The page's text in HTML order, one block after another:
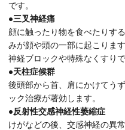
です。
●三叉神経痛
顔に触ったり物を食べたりす
みが顔や頭の一部に起こります
神経ブロックや特殊なくすりで
●天柱症候群
後頭部から首、肩にかけてう
ック治療が著効します。
●反射性交感神経性萎縮症
けがなどの後、交感神経の異